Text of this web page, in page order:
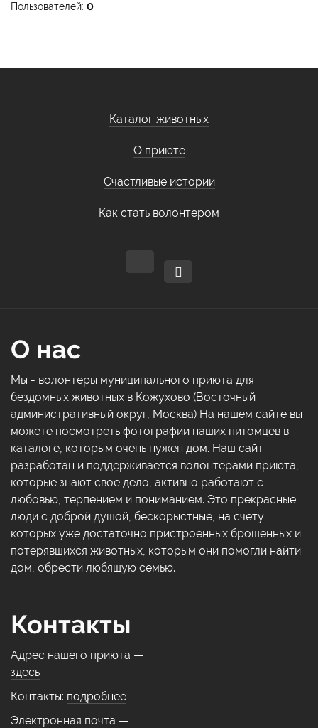
Пользователей: 0
Каталог животных
О приюте
Счастливые истории
Как стать волонтером
О нас
Мы - волонтеры муниципального приюта для
бездомных животных в Кожухово (Восточный
административный округ, Москва) На нашем сайте вы
можете посмотреть фотографии наших питомцев в
каталоге, которым очень нужен дом. Наш сайт
разработан и поддерживается волонтерами приюта,
которые знают свое дело, активно работают с
любовью, терпением и пониманием. Это прекрасные
люди с доброй душой, бескорыстные, на счету
которых уже достаточно пристроенных брошенных и
потерявшихся животных, которым они помогли найти
дом, обрести любящую семью.
Контакты
Адрес нашего приюта —
здесь
Контакты: подробнее
Электронная почта —